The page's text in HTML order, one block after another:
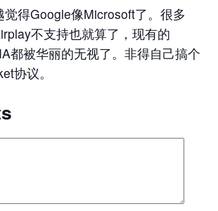
得Google像Microsoft了。很多
不支持也就算了，现有的
都被华丽的无视了。非得自己搞个
协议。